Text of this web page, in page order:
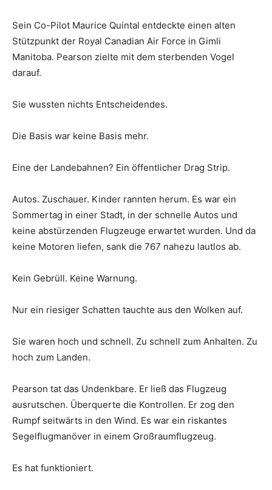
Sein Co-Pilot Maurice Quintal entdeckte einen alten
Stützpunkt der Royal Canadian Air Force in Gimli
Manitoba. Pearson zielte mit dem sterbenden Vogel
darauf.
Sie wussten nichts Entscheidendes.
Die Basis war keine Basis mehr.
Eine der Landebahnen? Ein öffentlicher Drag Strip.
Autos. Zuschauer. Kinder rannten herum. Es war ein
Sommertag in einer Stadt, in der schnelle Autos und
keine abstürzenden Flugzeuge erwartet wurden. Und da
keine Motoren liefen, sank die 767 nahezu lautlos ab.
Kein Gebrüll. Keine Warnung.
Nur ein riesiger Schatten tauchte aus den Wolken auf.
Sie waren hoch und schnell. Zu schnell zum Anhalten. Zu
hoch zum Landen.
Pearson tat das Undenkbare. Er ließ das Flugzeug
ausrutschen. Überquerte die Kontrollen. Er zog den
Rumpf seitwärts in den Wind. Es war ein riskantes
Segelflugmanöver in einem Großraumflugzeug.
Es hat funktioniert.